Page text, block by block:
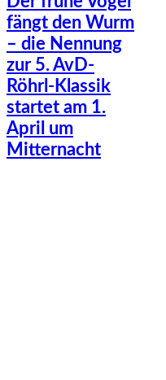
fängt den Wurm
– die Nennung
zur 5. AvD-
Röhrl-Klassik
startet am 1.
April um
Mitternacht